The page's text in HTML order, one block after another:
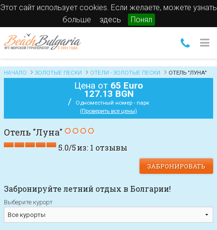
Этот сайт использует cookies. Если желаете, можете узнать
больше
здесь Понял
НАЧАЛО ЗОЛОТЫЕ ПЕСКИ ОТЕЛИ - ЗОЛОТЫЕ ПЕСКИ ОТЕЛЬ "ЛУНА"
Цена от 65 Euro
127.13 BGN
/
Одноместный номер - парк
(Проверить все цены)
Отель "Луна"
5.0/5из:1 отзывы
ЗАБРОНИРОВАТЬ
Забронируйте летний отдых в Болгарии!
Выберите курорт